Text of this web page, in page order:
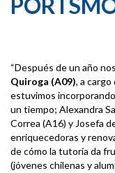
“Después de un año
Quiroga (A09), a
estuvimos
un tiempo; Alexandra
Correa (A16) y Josefa
enriquecedoras y
de cómo la tutoría da
(jóvenes chilenas y